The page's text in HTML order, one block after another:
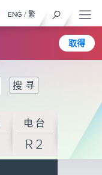
取得
ENG / 繁
电台
R2